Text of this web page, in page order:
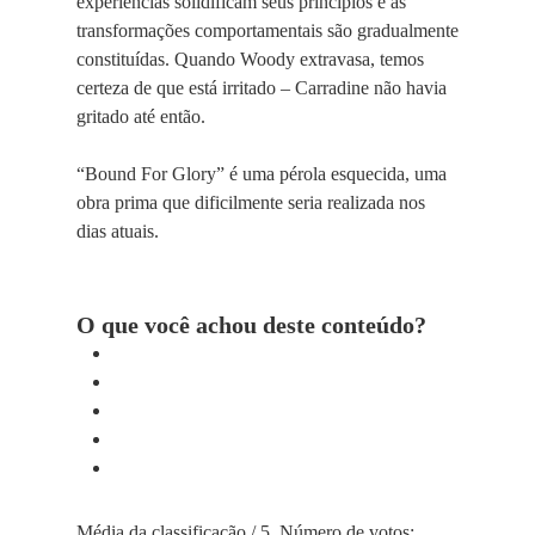
transformações comportamentais são gradualmente
constituídas. Quando Woody extravasa, temos
certeza de que está irritado – Carradine não havia
gritado até então.
“Bound For Glory” é uma pérola esquecida, uma
obra prima que dificilmente seria realizada nos
dias atuais.
O que você achou deste conteúdo?